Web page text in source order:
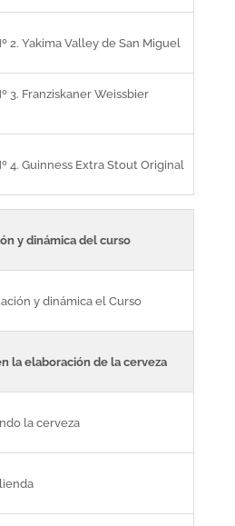
2. Yakima Valley de San Miguel
3. Franziskaner Weissbier
4. Guinness Extra Stout Original
y dinámica del curso
y dinámica el Curso
la elaboración de la cerveza
la cerveza